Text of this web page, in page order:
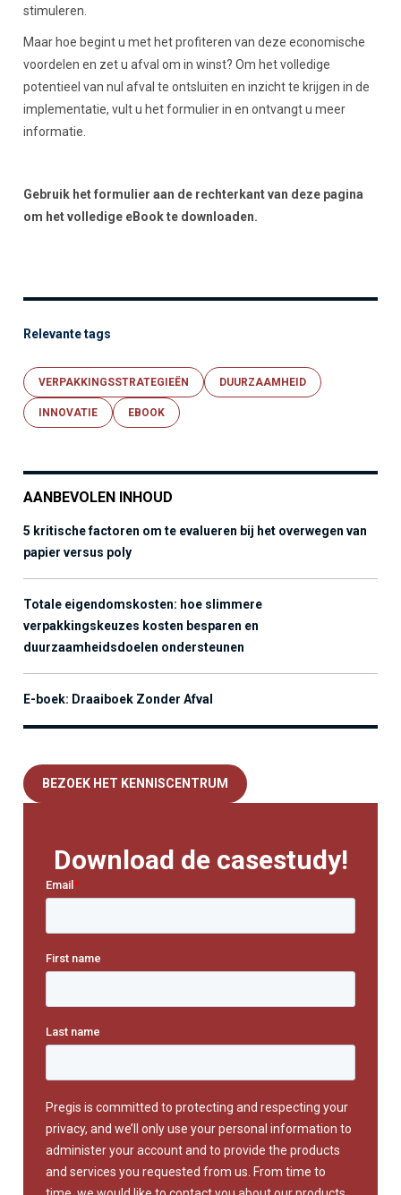
stimuleren.
Maar hoe begint u met het profiteren van deze economische
voordelen en zet u afval om in winst? Om het volledige
potentieel van nul afval te ontsluiten en inzicht te krijgen in de
implementatie, vult u het formulier in en ontvangt u meer
informatie.
Gebruik het formulier aan de rechterkant van deze pagina
om het volledige eBook te downloaden.
Relevante tags
VERPAKKINGSSTRATEGIEËN DUURZAAMHEID
INNOVATIE EBOOK
AANBEVOLEN INHOUD
5 kritische factoren om te evalueren bij het overwegen van
papier versus poly
Totale eigendomskosten: hoe slimmere
verpakkingskeuzes kosten besparen en
duurzaamheidsdoelen ondersteunen
E-boek: Draaiboek Zonder Afval
BEZOEK HET KENNISCENTRUM
Download de casestudy!